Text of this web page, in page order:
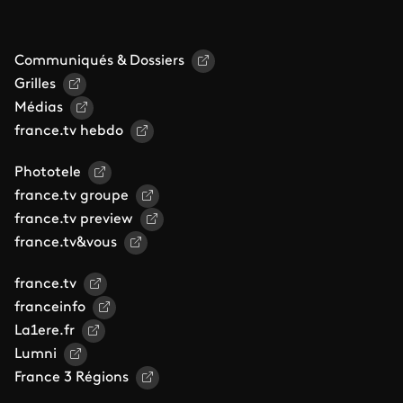
Communiqués & Dossiers
Grilles
Médias
france.tv hebdo
Phototele
france.tv groupe
france.tv preview
france.tv&vous
france.tv
franceinfo
La1ere.fr
Lumni
France 3 Régions